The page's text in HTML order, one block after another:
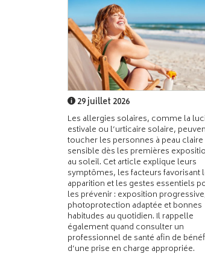
29 juillet 2026
Les allergies solaires, comme la
estivale ou l’urticaire solaire,
toucher les personnes à peau
sensible dès les premières
au soleil. Cet article explique leurs
symptômes, les facteurs favorisant
apparition et les gestes essentiels
les prévenir : exposition
photoprotection adaptée et bonnes
habitudes au quotidien. Il rappelle
également quand consulter un
professionnel de santé afin de
d’une prise en charge appropriée.